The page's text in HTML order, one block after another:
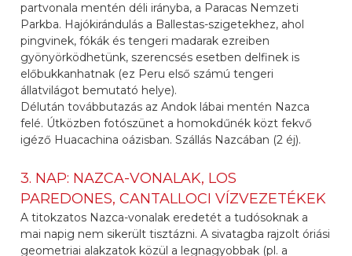
partvonala mentén déli irányba, a Paracas Nemzeti
Parkba. Hajókirándulás a Ballestas-szigetekhez, ahol
pingvinek, fókák és tengeri madarak ezreiben
gyönyörködhetünk, szerencsés esetben delfinek is
előbukkanhatnak (ez Peru első számú tengeri
állatvilágot bemutató helye).
Délután továbbutazás az Andok lábai mentén Nazca
felé. Útközben fotószünet a homokdűnék közt fekvő
igéző Huacachina oázisban. Szállás Nazcában (2 éj).
3. NAP: NAZCA-VONALAK, LOS
PAREDONES, CANTALLOCI VÍZVEZETÉKEK
A titokzatos Nazca-vonalak eredetét a tudósoknak a
mai napig nem sikerült tisztázni. A sivatagba rajzolt óriási
geometriai alakzatok közül a legnagyobbak (pl. a